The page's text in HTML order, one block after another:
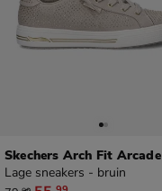
Skechers Arch Fit Arcade
Lage sneakers - bruin